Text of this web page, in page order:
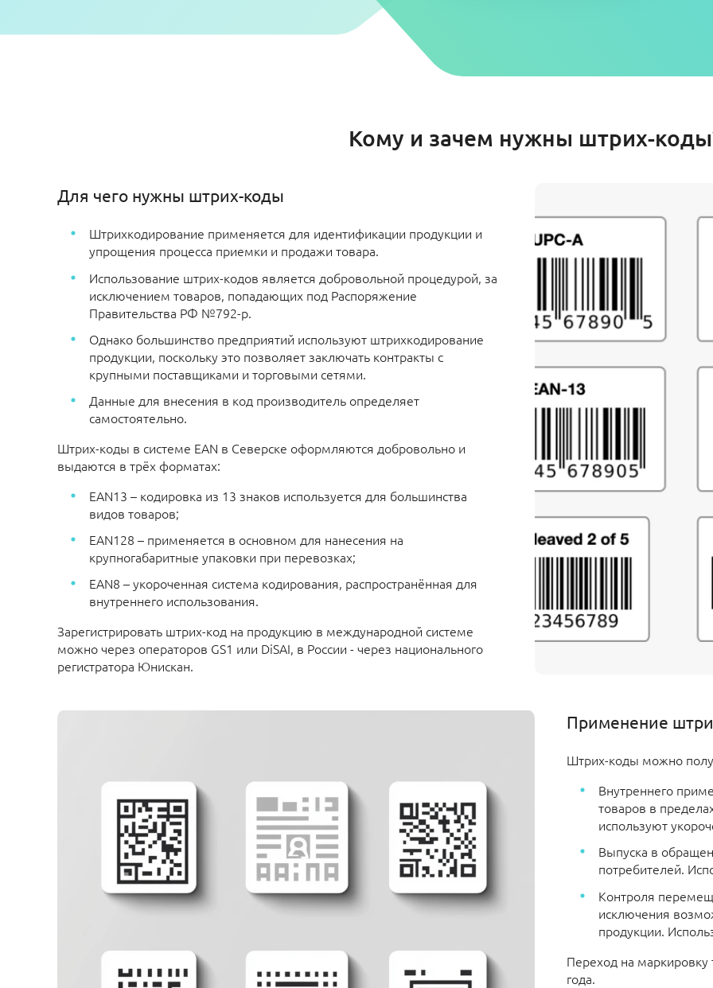
Кому и зачем нужны штрих-
Для чего нужны штрих-коды
Штрихкодирование применяется для идентификации продукции и
упрощения процесса приемки и продажи товара.
Использование штрих-кодов является добровольной процедурой, за
исключением товаров, попадающих под Распоряжение
Правительства РФ №792-р.
Однако большинство предприятий используют штрихкодирование
продукции, поскольку это позволяет заключать контракты с
крупными поставщиками и торговыми сетями.
Данные для внесения в код производитель определяет
самостоятельно.
Штрих-коды в системе EAN в Северске оформляются добровольно и
выдаются в трёх форматах:
EAN13 – кодировка из 13 знаков используется для большинства
видов товаров;
EAN128 – применяется в основном для нанесения на
крупногабаритные упаковки при перевозках;
EAN8 – укороченная система кодирования, распространённая для
внутреннего использования.
Зарегистрировать штрих-код на продукцию в международной системе
можно через операторов GS1 или DiSAI, в России - через национального
регистратора Юнискан.
Применение
Штрих-коды можно
Внутреннего
товаров в
используют
Выпуска в
потребителей.
Контроля
исключения
продукции.
Переход на маркировку
года.